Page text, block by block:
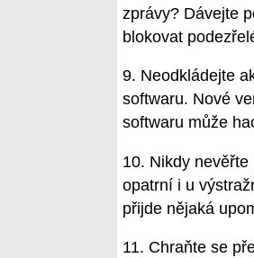
zprávy? Dávejte
blokovat
9. Neodkládejte
softwaru. Nové
softwaru může
10. Nikdy
opatrní i u
přijde nějaká
11. Chraňte se